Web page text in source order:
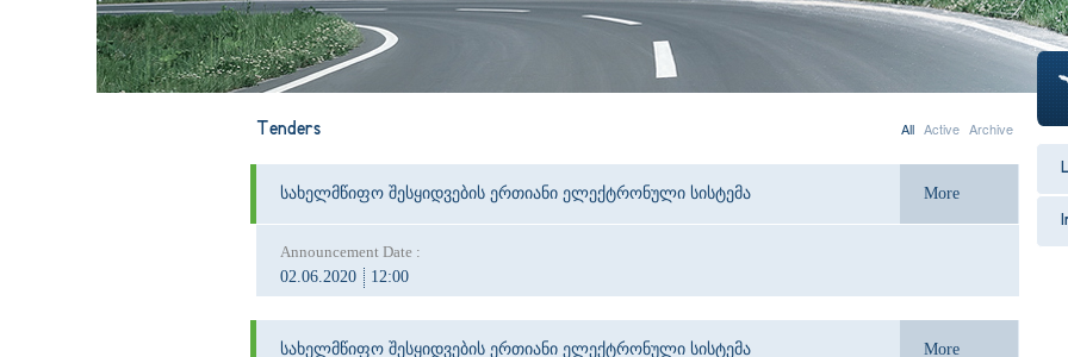
Tenders All Active Archive
სახელმწიფო შესყიდვების ერთიანი ელექტრონული სისტემა More
Announcement Date :
02.06.2020
12:00
სახელმწიფო შესყიდვების ერთიანი ელექტრონული სისტემა More